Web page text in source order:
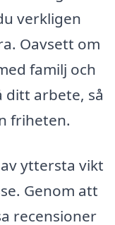
verkligen
Oavsett om
familj och
ditt arbete, så
friheten.
yttersta vikt
Genom att
recensioner